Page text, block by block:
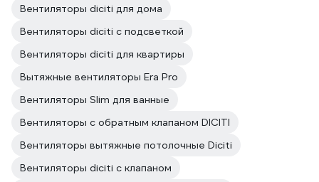
Вентиляторы diciti для дома
Вентиляторы diciti с подсветкой
Вентиляторы diciti для квартиры
Вытяжные вентиляторы Era Pro
Вентиляторы Slim для ванные
Вентиляторы с обратным клапаном DICITI
Вентиляторы вытяжные потолочные Diciti
Вентиляторы diciti с клапаном